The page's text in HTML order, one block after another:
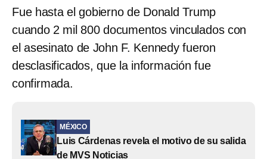
Fue hasta el gobierno de Donald Trump
cuando 2 mil 800 documentos vinculados con
el asesinato de John F. Kennedy fueron
desclasificados, que la información fue
confirmada.
MÉXICO
Luis Cárdenas revela el motivo de su salida
de MVS Noticias